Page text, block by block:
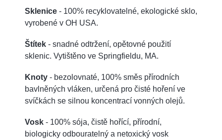
Sklenice - 100% recyklovatelné, ekologické sklo,
vyrobené v OH USA.
Štítek - snadné odtržení, opětovné použití
sklenic. Vytištěno ve Springfieldu, MA.
Knoty - bezolovnaté, 100% směs přírodních
bavlněných vláken, určená pro čisté hoření ve
svíčkách se silnou koncentrací vonných olejů.
Vosk - 100% sója, čistě hořící, přírodní,
biologicky odbouratelný a netoxický vosk